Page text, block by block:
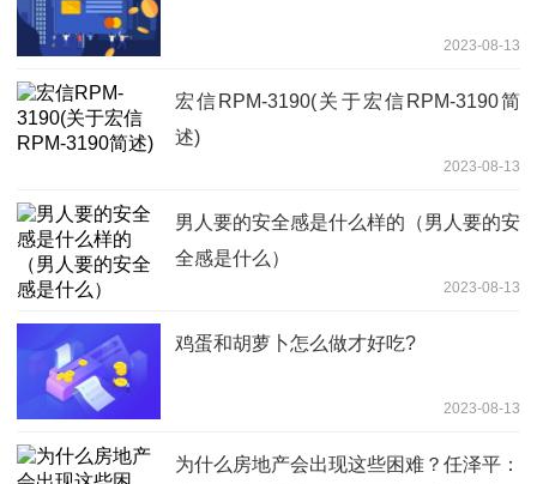
2023-08-13
宏信RPM-3190(关于宏信RPM-3190简
述)
2023-08-13
男人要的安全感是什么样的（男人要的安
全感是什么）
2023-08-13
鸡蛋和胡萝卜怎么做才好吃?
2023-08-13
为什么房地产会出现这些困难？任泽平：